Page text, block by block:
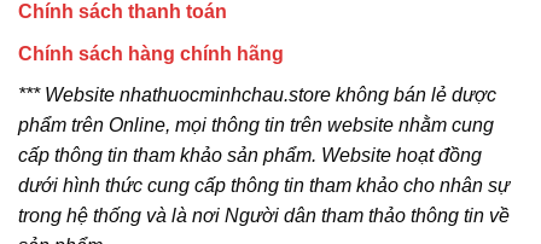
Chính sách thanh toán
Chính sách hàng chính hãng
*** Website nhathuocminhchau.store không bán lẻ dược
phẩm trên Online, mọi thông tin trên website nhằm cung
cấp thông tin tham khảo sản phẩm. Website hoạt đồng
dưới hình thức cung cấp thông tin tham khảo cho nhân sự
trong hệ thống và là nơi Người dân tham thảo thông tin về